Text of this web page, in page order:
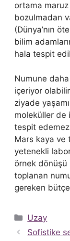
ortama
bozulmadan
(Dünya’nın
bilim
hala tespit
Numune
içeriyor
ziyade
moleküller de
tespit
Mars kaya ve
yetenekli
örnek dönüşü
toplanan
gereken
Kategoriler
Uzay
Sofistike